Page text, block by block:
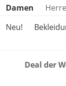
Damen
Neu!
Deal der